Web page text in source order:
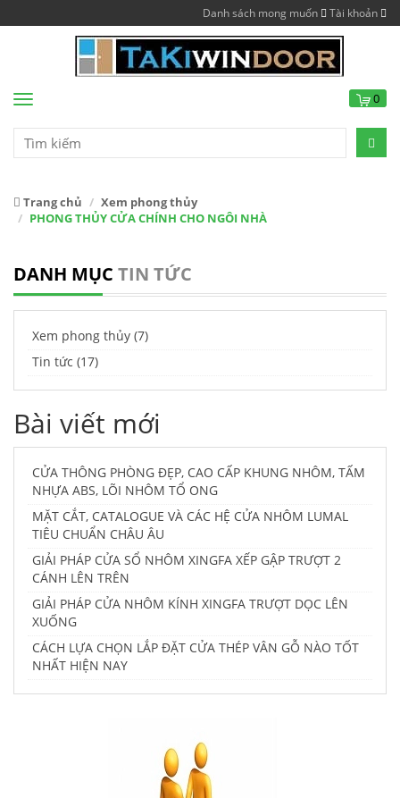
Danh sách mong muốn Tài khoản
Menu 0
Trang chủ
Xem phong thủy
PHONG THỦY CỬA CHÍNH CHO NGÔI NHÀ
DANH MỤC TIN TỨC
Xem phong thủy (7)
Tin tức (17)
Bài viết mới
CỬA THÔNG PHÒNG ĐẸP, CAO CẤP KHUNG NHÔM, TẤM
NHỰA ABS, LÕI NHÔM TỔ ONG
MẶT CẮT, CATALOGUE VÀ CÁC HỆ CỬA NHÔM LUMAL
TIÊU CHUẨN CHÂU ÂU
GIẢI PHÁP CỬA SỔ NHÔM XINGFA XẾP GẬP TRƯỢT 2
CÁNH LÊN TRÊN
GIẢI PHÁP CỬA NHÔM KÍNH XINGFA TRƯỢT DỌC LÊN
XUỐNG
CÁCH LỰA CHỌN LẮP ĐẶT CỬA THÉP VÂN GỖ NÀO TỐT
NHẤT HIỆN NAY